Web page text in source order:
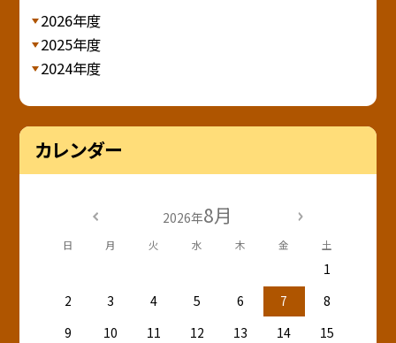
2026年度
2025年度
2024年度
カレンダー
2026年8月
日 月 火 水 木 金 土
1
2
3 4 5 6 7
8
9
10 11 12 13 14
15